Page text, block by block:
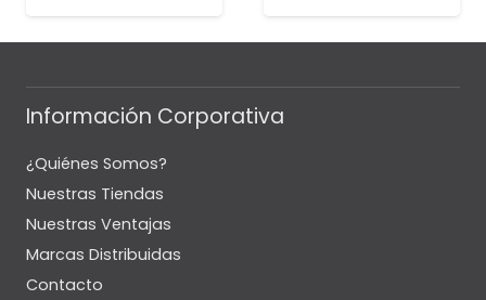
Información Corporativa
¿Quiénes Somos?
Nuestras Tiendas
Nuestras Ventajas
Marcas Distribuidas
Contacto